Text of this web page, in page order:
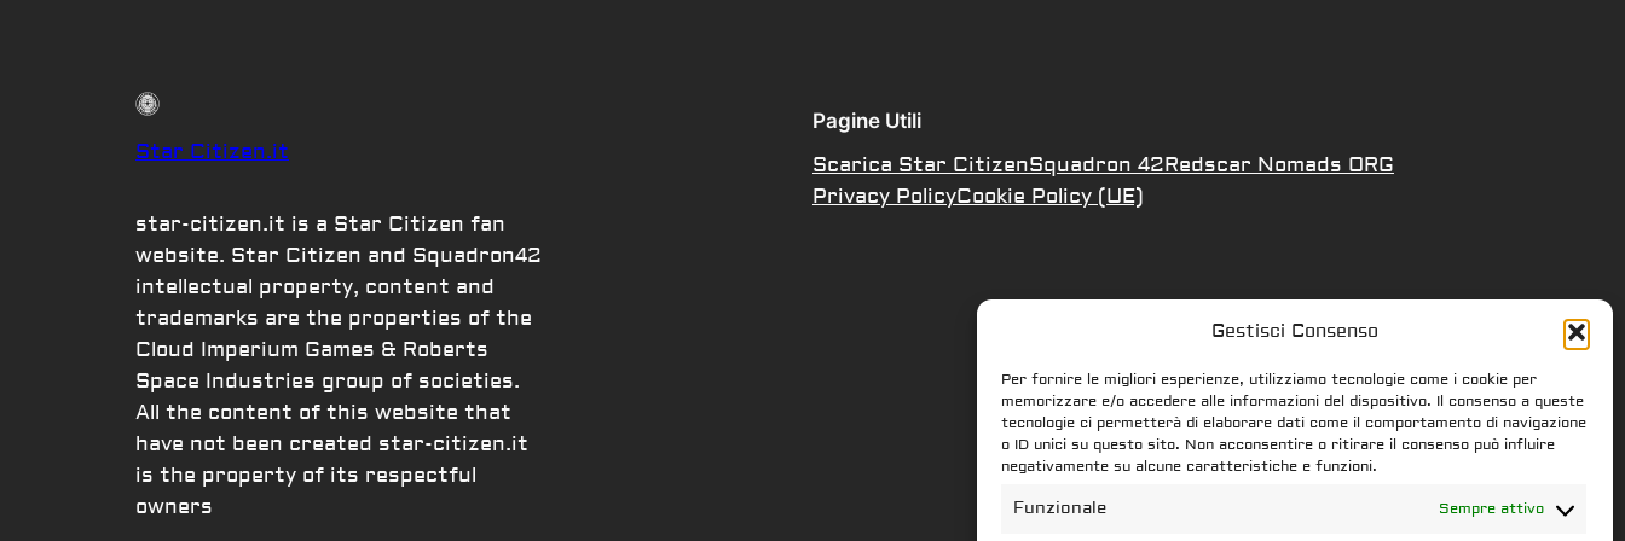
Gestisci Consenso
Per fornire le migliori esperienze, utilizziamo tecnologie come i cookie per
memorizzare e/o accedere alle informazioni del dispositivo. Il consenso a queste
tecnologie ci permetterà di elaborare dati come il comportamento di navigazione
o ID unici su questo sito. Non acconsentire o ritirare il consenso può influire
negativamente su alcune caratteristiche e funzioni.
Funzionale Sempre attivo
Star Citizen.it
star-citizen.it is a Star Citizen fan
website. Star Citizen and Squadron42
intellectual property, content and
trademarks are the properties of the
Cloud Imperium Games & Roberts
Space Industries group of societies.
All the content of this website that
have not been created star-citizen.it
is the property of its respectful
owners
Pagine Utili
Scarica Star CitizenSquadron 42Redscar Nomads ORG
Privacy PolicyCookie Policy (UE)